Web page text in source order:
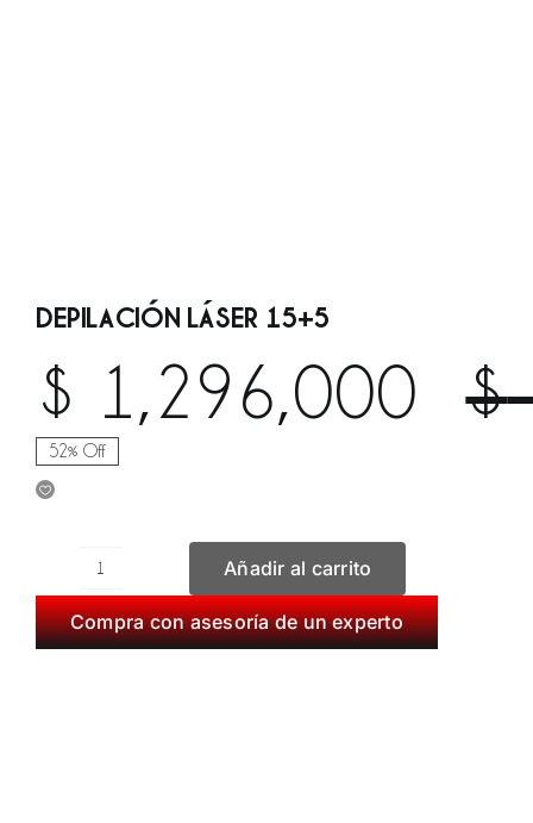
DEPILACIÓN LÁSER 15+5
$
$ 1,296,000
52% Off
Láser
15+5
Añadir al carrito
Compra con asesoría de un experto